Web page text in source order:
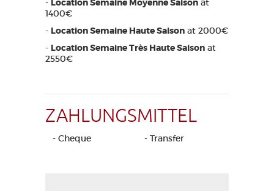
- Location Semaine Moyenne Saison at
1400€
- Location Semaine Haute Saison at 2000€
- Location Semaine Très Haute Saison at
2550€
ZAHLUNGSMITTEL
- Cheque - Transfer